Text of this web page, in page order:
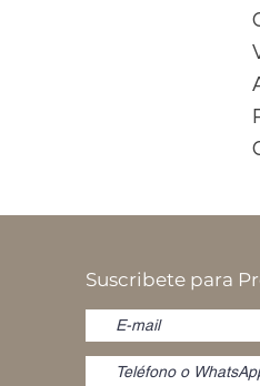
Suscribete para